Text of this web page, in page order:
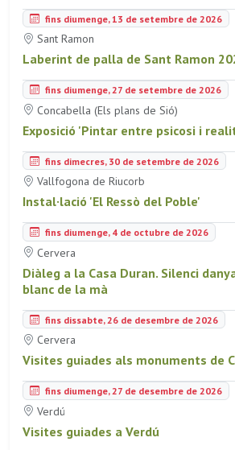
fins diumenge, 13 de setembre de 2026
Sant Ramon
Laberint de palla de Sant Ramon
fins diumenge, 27 de setembre de 2026
Concabella (Els plans de Sió)
Exposició 'Pintar entre psicosi i
fins dimecres, 30 de setembre de 2026
Vallfogona de Riucorb
Instal·lació 'El Ressò del Poble'
fins diumenge, 4 de octubre de 2026
Cervera
Diàleg a la Casa Duran. Silenci
blanc de la mà
fins dissabte, 26 de desembre de 2026
Cervera
Visites guiades als monuments de
fins diumenge, 27 de desembre de 2026
Verdú
Visites guiades a Verdú